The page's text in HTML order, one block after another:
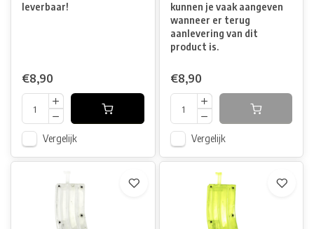
leverbaar!
€8,90
Vergelijk
kunnen je vaak aangeven
wanneer er terug
aanlevering van dit
product is.
€8,90
Vergelijk